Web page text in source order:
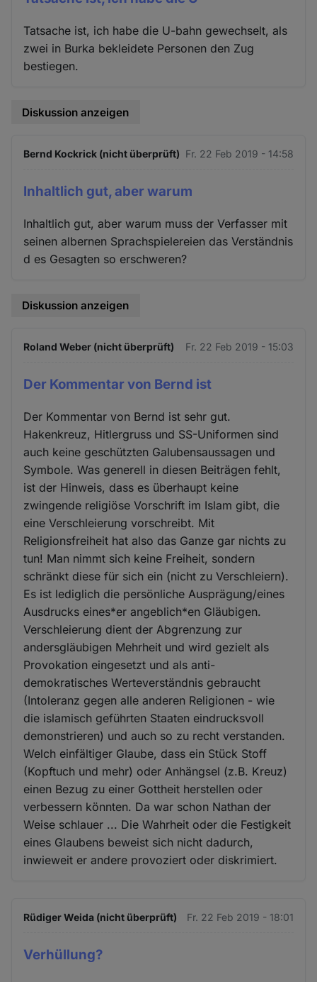
Tatsache ist, ich habe die U-bahn gewechselt, als
zwei in Burka bekleidete Personen den Zug
bestiegen.
Diskussion anzeigen
Bernd Kockrick (nicht überprüft) Fr. 22 Feb 2019 - 14:58
Inhaltlich gut, aber warum
Inhaltlich gut, aber warum muss der Verfasser mit
seinen albernen Sprachspielereien das Verständnis
d es Gesagten so erschweren?
Diskussion anzeigen
Roland Weber (nicht überprüft) Fr. 22 Feb 2019 - 15:03
Der Kommentar von Bernd ist
Der Kommentar von Bernd ist sehr gut.
Hakenkreuz, Hitlergruss und SS-Uniformen sind
auch keine geschützten Galubensaussagen und
Symbole. Was generell in diesen Beiträgen fehlt,
ist der Hinweis, dass es überhaupt keine
zwingende religiöse Vorschrift im Islam gibt, die
eine Verschleierung vorschreibt. Mit
Religionsfreiheit hat also das Ganze gar nichts zu
tun! Man nimmt sich keine Freiheit, sondern
schränkt diese für sich ein (nicht zu Verschleiern).
Es ist lediglich die persönliche Ausprägung/eines
Ausdrucks eines*er angeblich*en Gläubigen.
Verschleierung dient der Abgrenzung zur
andersgläubigen Mehrheit und wird gezielt als
Provokation eingesetzt und als anti-
demokratisches Werteverständnis gebraucht
(Intoleranz gegen alle anderen Religionen - wie
die islamisch geführten Staaten eindrucksvoll
demonstrieren) und auch so zu recht verstanden.
Welch einfältiger Glaube, dass ein Stück Stoff
(Kopftuch und mehr) oder Anhängsel (z.B. Kreuz)
einen Bezug zu einer Gottheit herstellen oder
verbessern könnten. Da war schon Nathan der
Weise schlauer ... Die Wahrheit oder die Festigkeit
eines Glaubens beweist sich nicht dadurch,
inwieweit er andere provoziert oder diskrimiert.
Rüdiger Weida (nicht überprüft) Fr. 22 Feb 2019 - 18:01
Verhüllung?